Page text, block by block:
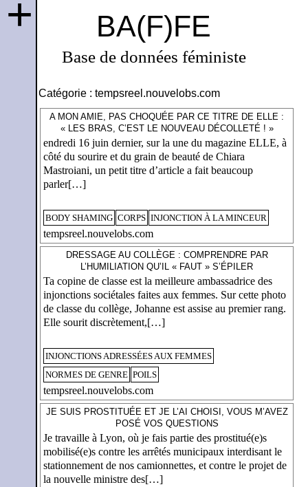
BA(F)FE
Base de données féministe
+
Catégorie : tempsreel.nouvelobs.com
A MON AMIE, PAS CHOQUÉE PAR CE TITRE DE ELLE :
« LES BRAS, C’EST LE NOUVEAU DÉCOLLETÉ ! »
endredi 16 juin dernier, sur la une du magazine ELLE, à
côté du sourire et du grain de beauté de Chiara
Mastroiani, un petit titre d’article a fait beaucoup
parler[…]
BODY SHAMING CORPS INJONCTION À LA MINCEUR
tempsreel.nouvelobs.com
DRESSAGE AU COLLÈGE : COMPRENDRE PAR
L’HUMILIATION QU’IL « FAUT » S’ÉPILER
Ta copine de classe est la meilleure ambassadrice des
injonctions sociétales faites aux femmes. Sur cette photo
de classe du collège, Johanne est assise au premier rang.
Elle sourit discrètement,[…]
INJONCTIONS ADRESSÉES AUX FEMMES
NORMES DE GENRE POILS
tempsreel.nouvelobs.com
JE SUIS PROSTITUÉE ET JE L’AI CHOISI, VOUS M’AVEZ
POSÉ VOS QUESTIONS
Je travaille à Lyon, où je fais partie des prostitué(e)s
mobilisé(e)s contre les arrêtés municipaux interdisant le
stationnement de nos camionnettes, et contre le projet de
la nouvelle ministre des[…]